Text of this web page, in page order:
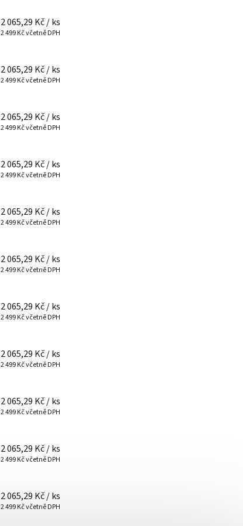
2 065,29 Kč/ ks
2 499 Kč včetně DPH
2 065,29 Kč/ ks
2 499 Kč včetně DPH
2 065,29 Kč/ ks
2 499 Kč včetně DPH
2 065,29 Kč/ ks
2 499 Kč včetně DPH
2 065,29 Kč/ ks
2 499 Kč včetně DPH
2 065,29 Kč/ ks
2 499 Kč včetně DPH
2 065,29 Kč/ ks
2 499 Kč včetně DPH
2 065,29 Kč/ ks
2 499 Kč včetně DPH
2 065,29 Kč/ ks
2 499 Kč včetně DPH
2 065,29 Kč/ ks
2 499 Kč včetně DPH
2 065,29 Kč/ ks
2 499 Kč včetně DPH